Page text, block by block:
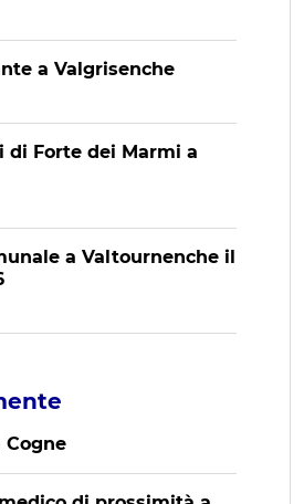
a Valgrisenche
di Forte dei Marmi a
a Valtournenche il
Cogne